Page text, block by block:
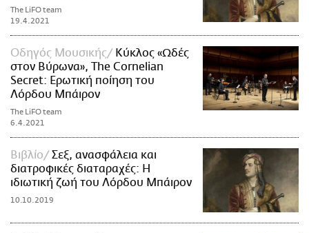
The LiFO team
19.4.2021
Οδηγός Μουσικής
Κύκλος «Ωδές
στον Βύρωνα», The Cornelian
Secret: Ερωτική ποίηση του
Λόρδου Μπάιρον
The LiFO team
6.4.2021
Βιβλίο
Σεξ, ανασφάλεια και
διατροφικές διαταραχές: Η
ιδιωτική ζωή του Λόρδου Μπάιρον
10.10.2019